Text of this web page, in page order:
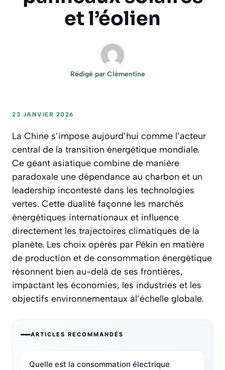
et l’éolien
Rédigé par Clémentine
23 JANVIER 2026
La Chine s’impose aujourd’hui comme l’acteur
central de la transition énergétique mondiale.
Ce géant asiatique combine de manière
paradoxale une dépendance au charbon et un
leadership incontesté dans les technologies
vertes. Cette dualité façonne les marchés
énergétiques internationaux et influence
directement les trajectoires climatiques de la
planète. Les choix opérés par Pékin en matière
de production et de consommation énergétique
résonnent bien au-delà de ses frontières,
impactant les économies, les industries et les
objectifs environnementaux àl’échelle globale.
ARTICLES RECOMMANDÉS
Quelle est la consommation électrique